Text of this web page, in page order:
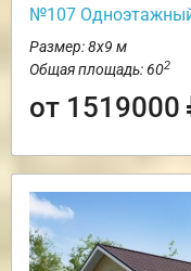
№107
Размер: 8х9 м
Общая площадь: 602
от 1519000